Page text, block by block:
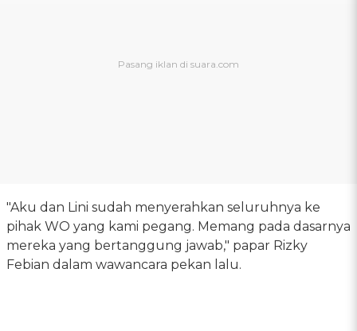
"Aku dan Lini sudah menyerahkan seluruhnya ke
pihak WO yang kami pegang. Memang pada dasarnya
mereka yang bertanggung jawab," papar Rizky
Febian dalam wawancara pekan lalu.